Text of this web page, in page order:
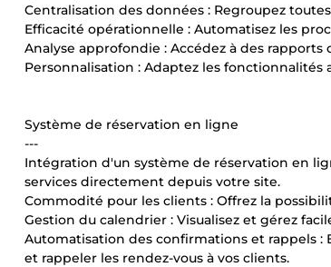
Centralisation des données : Regroupez
Efficacité opérationnelle : Automatisez les
Analyse approfondie : Accédez à des
Personnalisation : Adaptez les
Système de réservation en ligne
---
Intégration d'un système de réservation en
services directement depuis votre site.
Commodité pour les clients : Offrez la
Gestion du calendrier : Visualisez et gérez
Automatisation des confirmations et rappels
et rappeler les rendez-vous à vos clients.